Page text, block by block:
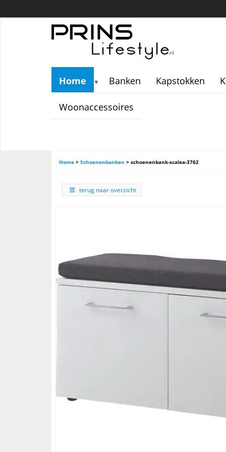
Home ▼ Banken Kapstokken
Woonaccessoires
Home > Schoenenbanken > schoenenbank-scalea-3762
terug naar overzicht